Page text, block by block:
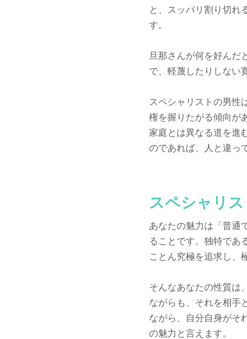
と、スッパリ割り切れ
す。
旦那さんが何を好んだ
で、軽蔑したりしない
スペシャリストの男性
権を握りたがる傾向が
家庭とは異なる道を進
のであれば、人と違っ
スペシャリ
あなたの魅力は「普通
ることです。独特であ
ことん究極を追求し、
そんなあなたの性質は
ながらも、それを相手
ながら、自分自身がそ
の魅力と言えます。